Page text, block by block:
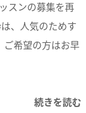
スンの募集を再
、人気のためす
ご希望の方はお早
続きを読む